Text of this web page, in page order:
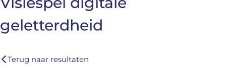
geletterdheid
Terug naar resultaten